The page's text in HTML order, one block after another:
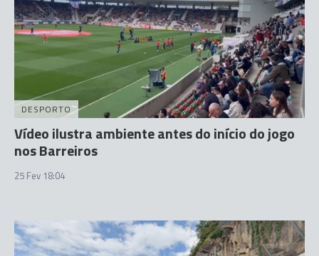
DESPORTO
Vídeo ilustra ambiente antes do início do jogo
nos Barreiros
25 Fev 18:04